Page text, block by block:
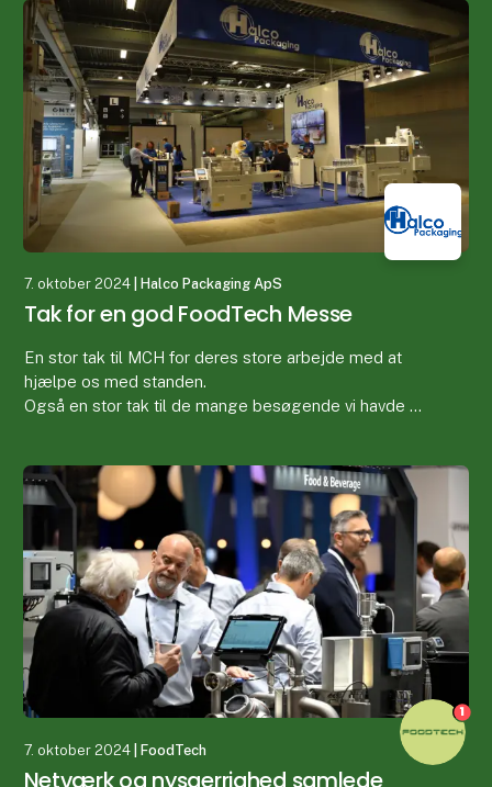
kendt for
7. oktober 2024| Halco Packaging ApS
Tak for en god FoodTech Messe
En stor tak til MCH for deres store arbejde med at
hjælpe os med standen.
Også en stor tak til de mange besøgende vi havde på
7. oktober 2024| FoodTech
Netværk og nysgerrighed samlede
1